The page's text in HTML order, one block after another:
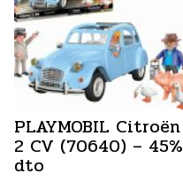
PLAYMOBIL Citroën
2 CV (70640) – 45%
dto